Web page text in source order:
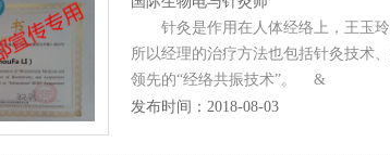
针灸是作用在人体经络上，王玉玲
所以经理的治疗方法也包括针灸技术
领先的“经络共振技术”。 &
发布时间：2018-08-03